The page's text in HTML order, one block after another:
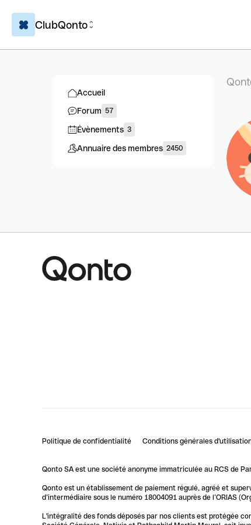
ClubQonto
Accueil
Forum 57
Évènements 3
Annuaire des membres 2450
Politique de confidentialité Conditions générales
Qonto SA est une société anonyme immatriculée au RCS de
Qonto est un établissement de paiement régulé, agréé et
d’intermédiaire sous le numéro 18004091 auprès de l’ORIAS
L'intégralité des fonds déposés par nos clients est protégée